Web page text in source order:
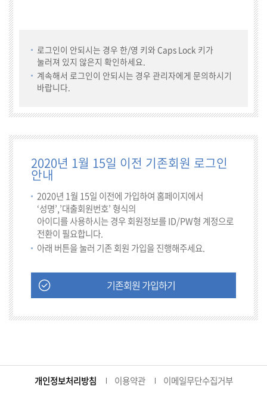
로그인이 안되시는 경우 한/영 키와 Caps Lock 키가
눌러져 있지 않은지 확인하세요.
계속해서 로그인이 안되시는 경우 관리자에게 문의하시기
바랍니다.
2020년 1월 15일 이전 기존회원 로그인
안내
2020년 1월 15일 이전에 가입하여 홈페이지에서
‘성명’,’대출회원번호’ 형식의
아이디를 사용하시는 경우 회원정보를 ID/PW형 계정으로
전환이 필요합니다.
아래 버튼을 눌러 기존 회원 가입을 진행해주세요.
기존회원 가입하기
개인정보처리방침 이용약관 이메일무단수집거부